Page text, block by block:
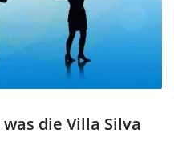
die Villa Silva